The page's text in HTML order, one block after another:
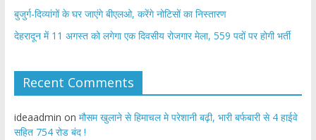
बुजुर्ग-दिव्यांगों के घर जाएंगे बीएलओ, करेंगे नोटिसों का निस्तारण
​देहरादून में 11 अगस्त को लगेगा एक दिवसीय रोजगार मेला, 559 पदों पर होगी भर्ती
Recent Comments
ideaadmin on मौसम खुलाने से हिमाचल मे परेशानी बढ़ी, भारी बर्फबारी से 4 हाईवे
सहित 754 रोड बंद !